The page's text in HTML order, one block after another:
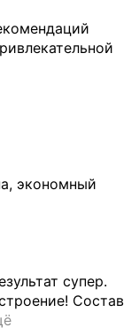
экономный
супер.
Состав